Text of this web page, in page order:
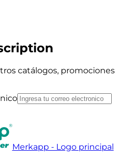
catálogos, promociones
Merkapp - Logo principal